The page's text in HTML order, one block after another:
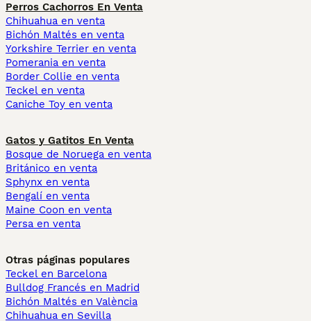
Perros Cachorros En Venta
Chihuahua en venta
Bichón Maltés en venta
Yorkshire Terrier en venta
Pomerania en venta
Border Collie en venta
Teckel en venta
Caniche Toy en venta
Gatos y Gatitos En Venta
Bosque de Noruega en venta
Británico en venta
Sphynx en venta
Bengalí en venta
Maine Coon en venta
Persa en venta
Otras páginas populares
Teckel en Barcelona
Bulldog Francés en Madrid
Bichón Maltés en València
Chihuahua en Sevilla